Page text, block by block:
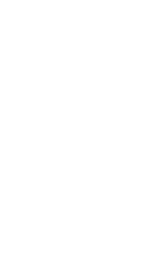
Nó liên tục phân tích nguồn dữ liệu đầu